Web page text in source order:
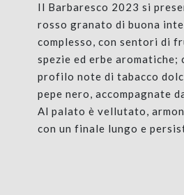
Il Barbaresco 2023 si
rosso granato di buona
complesso, con sentori di
spezie ed erbe aromatiche;
profilo note di tabacco
pepe nero, accompagnate
Al palato è vellutato,
con un finale lungo e